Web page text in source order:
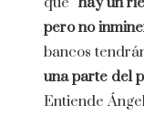
pero no
bancos
una parte del
Entiende